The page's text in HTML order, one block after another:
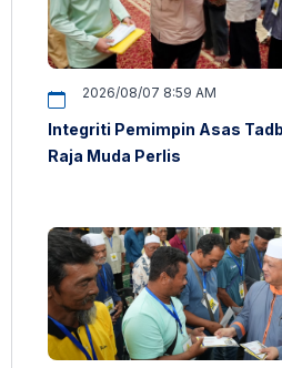
2026/08/07 8:59 AM
Integriti Pemimpin Asas
Raja Muda Perlis